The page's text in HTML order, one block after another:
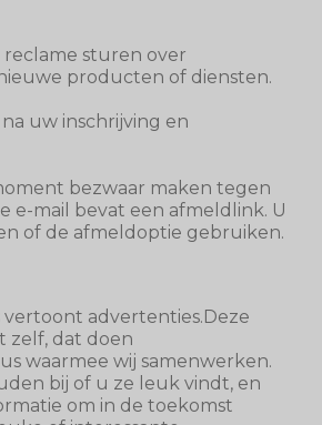
sturen over
producten of diensten.
na uw inschrijving en
bezwaar maken tegen
e-mail bevat een afmeldlink. U
of de afmeldoptie gebruiken.
advertenties.Deze
zelf, dat doen
waarmee wij samenwerken.
bij of u ze leuk vindt, en
om in de toekomst